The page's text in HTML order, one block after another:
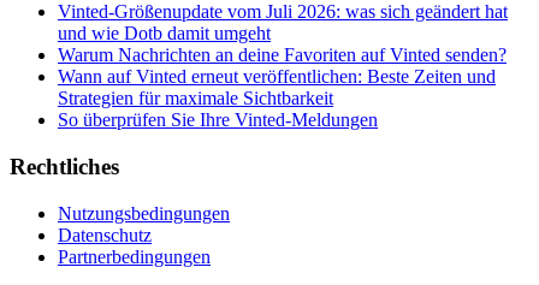
Vinted-Größenupdate vom Juli 2026: was sich geändert hat
und wie Dotb damit umgeht
Warum Nachrichten an deine Favoriten auf Vinted senden?
Wann auf Vinted erneut veröffentlichen: Beste Zeiten und
Strategien für maximale Sichtbarkeit
So überprüfen Sie Ihre Vinted-Meldungen
Rechtliches
Nutzungsbedingungen
Datenschutz
Partnerbedingungen